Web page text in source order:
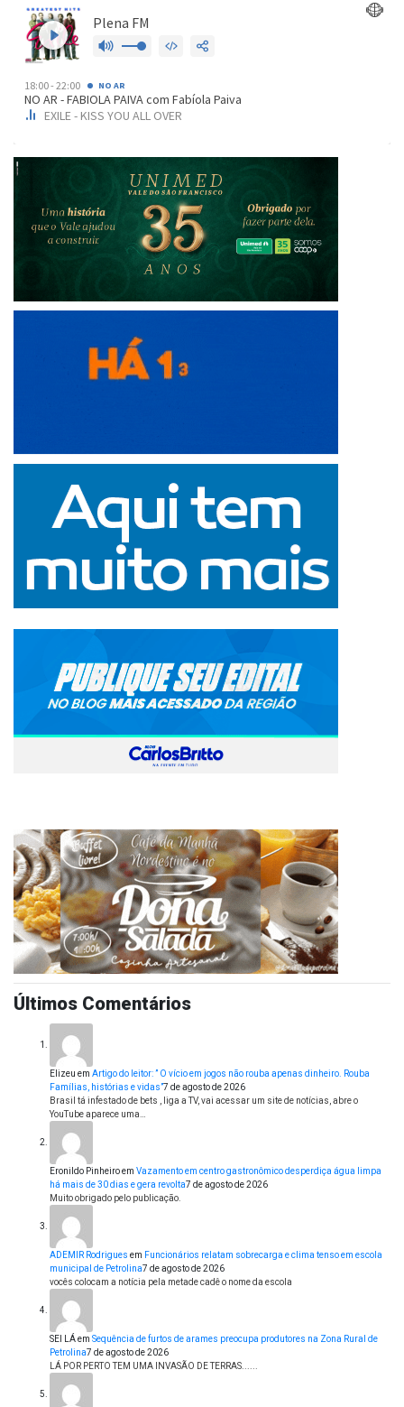
Últimos Comentários
Elizeu em Artigo do leitor: ” O vício em jogos não rouba apenas dinheiro. Rouba
Famílias, histórias e vidas”7 de agosto de 2026
Brasil tá infestado de bets , liga a TV, vai acessar um site de notícias, abre o
YouTube aparece uma…
Eronildo Pinheiroem Vazamento em centro gastronômico desperdiça água limpa
há mais de 30 dias e gera revolta7 de agosto de 2026
Muito obrigado pelo publicação.
ADEMIR Rodrigues em Funcionários relatam sobrecarga e clima tenso em escola
municipal de Petrolina7 de agosto de 2026
vocês colocam a notícia pela metade cadê o nome da escola
SEI LÁem Sequência de furtos de arames preocupa produtores na Zona Rural de
Petrolina7 de agosto de 2026
LÁ POR PERTO TEM UMA INVASÃO DE TERRAS......